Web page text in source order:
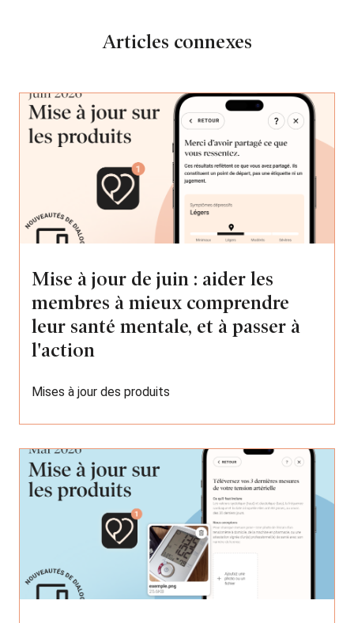
Articles connexes
Mise à jour de juin : aider les
membres à mieux comprendre
leur santé mentale, et à passer à
l'action
Mises à jour des produits